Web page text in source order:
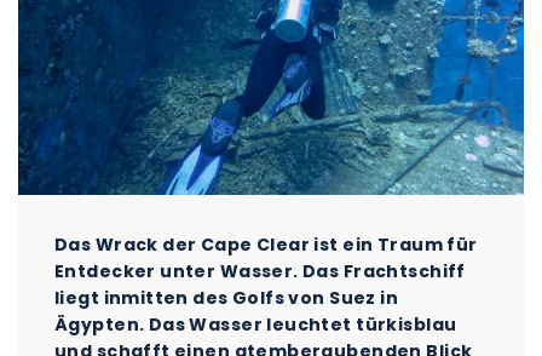
Das Wrack der Cape Clear ist ein Traum für
Entdecker unter Wasser. Das Frachtschiff
liegt inmitten des Golfs von Suez in
Ägypten. Das Wasser leuchtet türkisblau